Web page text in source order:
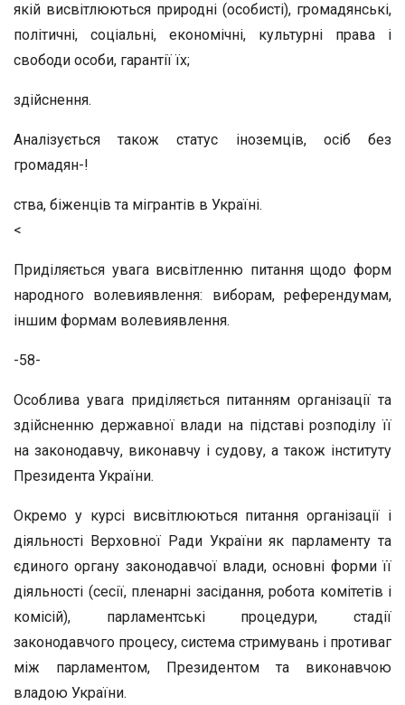
якій висвітлюються природні (особисті), громадянські,
політичні, соціальні, економічні, культурні права і
свободи особи, гарантії їх;
здійснення.
Аналізується також статус іноземців, осіб без
громадян-!
ства, біженців та мігрантів в Україні.
<
Приділяється увага висвітленню питання щодо форм
народного волевиявлення: виборам, референдумам,
іншим формам волевиявлення.
-58-
Особлива увага приділяється питанням організації та
здійсненню державної влади на підставі розподілу її
на законодавчу, виконавчу і судову, а також інституту
Президента України.
Окремо у курсі висвітлюються питання організації і
діяльності Верховної Ради України як парламенту та
єдиного органу законодавчої влади, основні форми її
діяльності (сесії, пленарні засідання, робота комітетів і
комісій), парламентські процедури, стадії
законодавчого процесу, система стримувань і противаг
між парламентом, Президентом та виконавчою
владою України.